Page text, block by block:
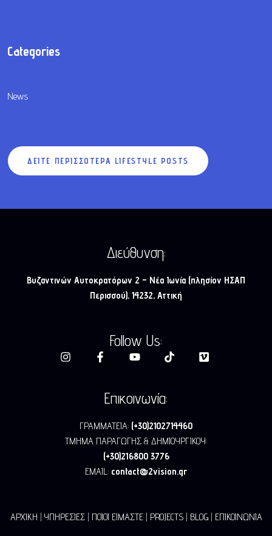
Categories
News
ΔΕΙΤΕ ΠΕΡΙΣΣΟΤΕΡΑ LIFESTYLE POSTS
Διεύθυνση:
Βυζαντινών Αυτοκρατόρων 2 – Νέα Ιωνία (πλησίον ΗΣΑΠ
Περισσού), 14232, Αττική
Follow Us:
Επικοινωνία:
ΓΡΑΜΜΑΤΕΙΑ: (+30)2102714460
ΤΜΗΜΑ ΠΑΡΑΓΩΓΗΣ & ΔΗΜΙΟΥΡΓΙΚΟΥ:
(+30)216800 3776
EMAIL: contact@2vision.gr
ΑΡΧΙΚΗ | ΥΠΗΡΕΣΙΕΣ| ΠΟΙΟΙ ΕΙΜΑΣΤΕ| PROJECTS| BLOG| ΕΠΙΚΟΙΝΩΝΙΑ